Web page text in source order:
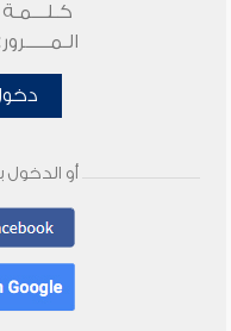
كـلـــمـة
أو